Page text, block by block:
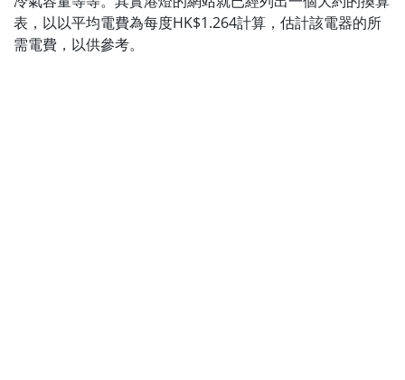
表，以以平均電費為每度HK$1.264計算，估計該電器的所
需電費，以供參考。